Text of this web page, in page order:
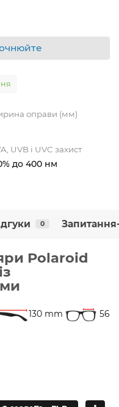
оправи (мм)
UVB і UVC захист
до 400 нм
0
Polaroid
130 mm 56